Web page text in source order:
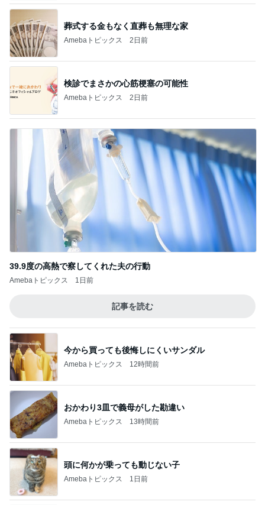
葬式する金もなく直葬も無理な家
Amebaトピックス 2日前
検診でまさかの心筋梗塞の可能性
Amebaトピックス 2日前
39.9度の高熱で察してくれた夫の行動
Amebaトピックス 1日前
記事を読む
今から買っても後悔しにくいサンダル
Amebaトピックス 12時間前
おかわり3皿で義母がした勘違い
Amebaトピックス 13時間前
頭に何かが乗っても動じない子
Amebaトピックス 1日前